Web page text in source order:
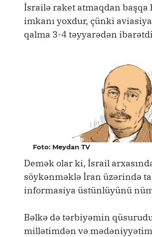
İsrailə raket atmaqdan başqa
imkanı yoxdur, çünki
qalma 3-4 təyyarədən
Foto: Meydan TV
Demək olar ki, İsrail
söykənməklə İran üzərində
informasiya üstünlüyünü
Bəlkə də tərbiyəmin
millətimdən və